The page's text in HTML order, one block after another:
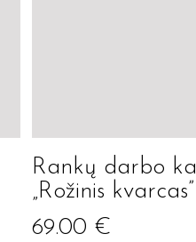
Rankų darbo
„Rožinis
69.00 €